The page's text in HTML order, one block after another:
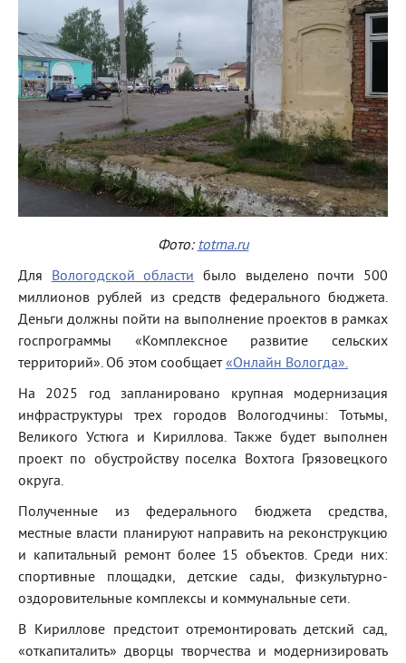
Фото: totma.ru
Для Вологодской области было выделено почти 500
миллионов рублей из средств федерального бюджета.
Деньги должны пойти на выполнение проектов в рамках
госпрограммы «Комплексное развитие сельских
территорий». Об этом сообщает«Онлайн Вологда».
На 2025 год запланировано крупная модернизация
инфраструктуры трех городов Вологодчины: Тотьмы,
Великого Устюга и Кириллова. Также будет выполнен
проект по обустройству поселка Вохтога Грязовецкого
округа.
Полученные из федерального бюджета средства,
местные власти планируют направить на реконструкцию
и капитальный ремонт более 15 объектов. Среди них:
спортивные площадки, детские сады, физкультурно-
оздоровительные комплексы и коммунальные сети.
В Кириллове предстоит отремонтировать детский сад,
«откапиталить» дворцы творчества и модернизировать